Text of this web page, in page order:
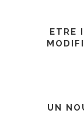
ETRE
UN